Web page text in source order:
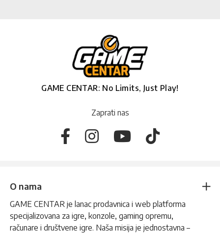
GAME CENTAR: No Limits, Just Play!
Zaprati nas
O nama
GAME CENTAR je lanac prodavnica i web platforma
specijalizovana za igre, konzole, gaming opremu,
računare i društvene igre. Naša misija je jednostavna –